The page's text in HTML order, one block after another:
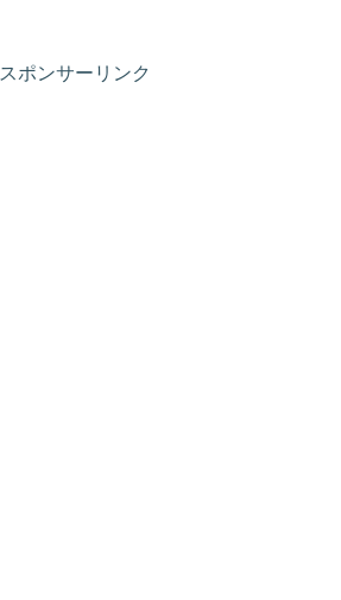
スポンサーリンク